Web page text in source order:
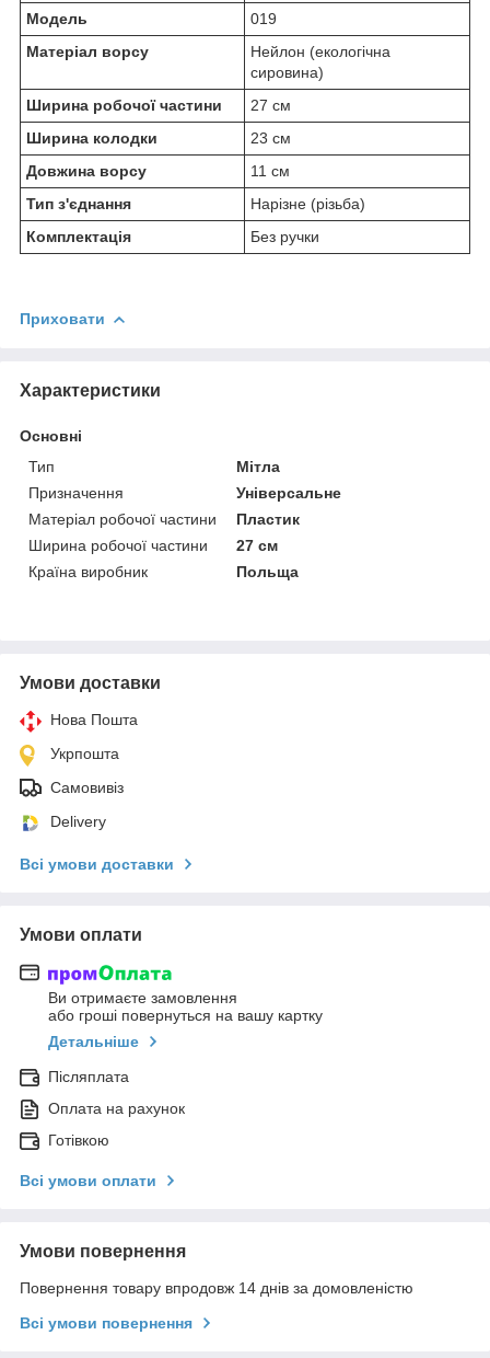
Модель
019
Матеріал ворсу
Нейлон (екологічна
сировина)
Ширина робочої частини
27 см
Ширина колодки
23 см
Довжина ворсу
11 см
Тип з'єднання
Нарізне (різьба)
Комплектація
Без ручки
Приховати
Характеристики
Основні
Тип
Мітла
Призначення
Універсальне
Матеріал робочої частини
Пластик
Ширина робочої частини
27 см
Країна виробник
Польща
Умови доставки
Нова Пошта
Укрпошта
Самовивіз
Delivery
Всі умови доставки
Умови оплати
Ви отримаєте замовлення
або гроші повернуться на вашу картку
Детальніше
Післяплата
Оплата на рахунок
Готівкою
Всі умови оплати
Умови повернення
Повернення товару впродовж 14 днів за домовленістю
Всі умови повернення